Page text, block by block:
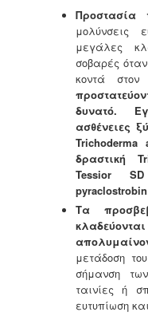
Προστασία
μολύνσεις
μεγάλες
σοβαρές
κοντά στον
δυνατό.
ασθένειες
Trichoderma
δραστική
Tessior
pyraclostrobin
Τα
μετάδοση
σήμανση
ταινίες ή
ευτυπίωση